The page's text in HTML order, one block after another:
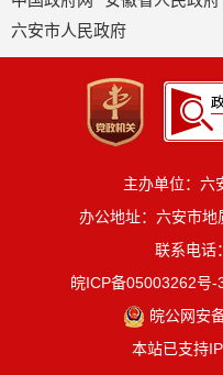
六安市人民政府
主办单位：六
办公地址：六安市
联系电话
皖ICP备05003262号-
皖公网安
本站已支持